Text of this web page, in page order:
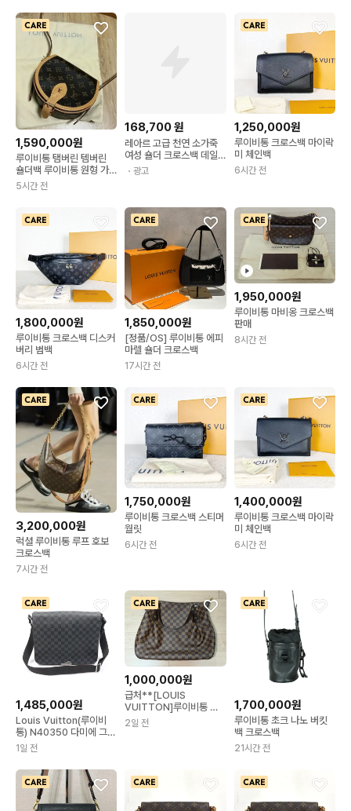
1,590,000원
루이비통 탬버린 템버린
숄더백 루이비통 원형 가
방 크로스백 정품
5시간 전
168,700원
레아르 고급 천연 소가죽
여성 숄더 크로스백 데일
리 정품 핸드백
・광고
1,250,000원
루이비통 크로스백 마이락
미 체인백
6시간 전
1,800,000원
루이비통 크로스백 디스커
버리 범백
6시간 전
1,850,000원
[정품/OS] 루이비통 에피
마렐 숄더 크로스백
17시간 전
1,950,000원
루이비통 마비옹 크로스백
판매
8시간 전
3,200,000원
럭셜 루이비통 루프 호보
크로스백
7시간 전
1,750,000원
루이비통 크로스백 스티머
월릿
6시간 전
1,400,000원
루이비통 크로스백 마이락
미 체인백
6시간 전
1,485,000원
Louis Vuitton(루이비
통) N40350 다미에 그라
파이트 캔버스 디스트릭트
MM 메신저 크로스백
MEP95038LV
1일 전
1,000,000원
급처**[LOUIS
VUITTON]루이비통 가
방 루이비통백 루이비똥
토트백 크로스백 빅백 큰
2일 전
1,700,000원
루이비통 초크 나노 버킷
백 크로스백
21시간 전